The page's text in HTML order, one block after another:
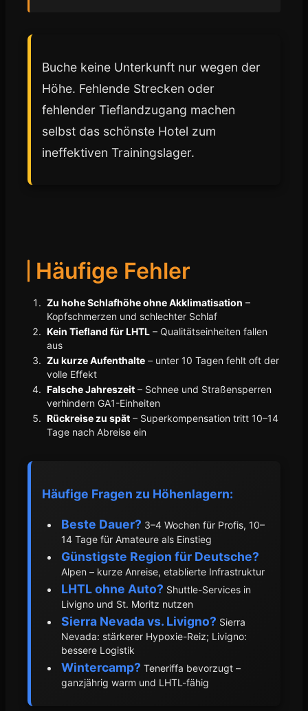
Buche keine Unterkunft nur wegen der
Höhe. Fehlende Strecken oder
fehlender Tieflandzugang machen
selbst das schönste Hotel zum
ineffektiven Trainingslager.
Häufige Fehler
Zu hohe Schlafhöhe ohne Akklimatisation –
Kopfschmerzen und schlechter Schlaf
Kein Tiefland für LHTL – Qualitätseinheiten fallen
aus
Zu kurze Aufenthalte – unter 10 Tagen fehlt oft der
volle Effekt
Falsche Jahreszeit – Schnee und Straßensperren
verhindern GA1-Einheiten
Rückreise zu spät – Superkompensation tritt 10–14
Tage nach Abreise ein
Häufige Fragen zu Höhenlagern:
Beste Dauer? 3–4 Wochen für Profis, 10–
14 Tage für Amateure als Einstieg
Günstigste Region für Deutsche?
Alpen – kurze Anreise, etablierte Infrastruktur
LHTL ohne Auto? Shuttle-Services in
Livigno und St. Moritz nutzen
Sierra Nevada vs. Livigno? Sierra
Nevada: stärkerer Hypoxie-Reiz; Livigno:
bessere Logistik
Wintercamp? Teneriffa bevorzugt –
ganzjährig warm und LHTL-fähig